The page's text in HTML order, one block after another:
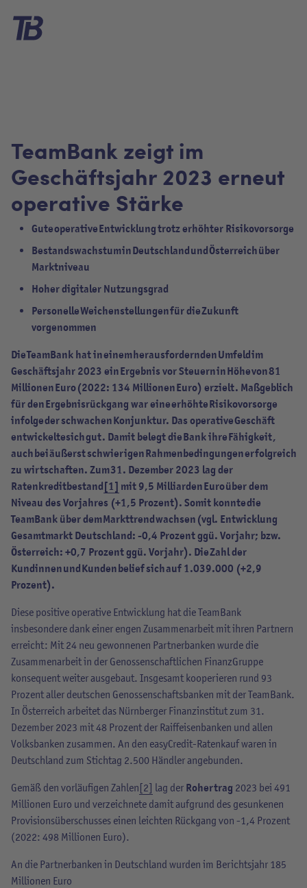
TeamBank zeigt im
Geschäftsjahr 2023 erneut
operative Stärke
Gute operative Entwicklung trotz erhöhter Risikovorsorge
Bestandswachstum in Deutschland und Österreich über
Marktniveau
Hoher digitaler Nutzungsgrad
Personelle Weichenstellungen für die Zukunft
vorgenommen
Die TeamBank hat in einem herausfordernden Umfeld im
Geschäftsjahr 2023 ein Ergebnis vor Steuern in Höhe von 81
Millionen Euro (2022: 134 Millionen Euro) erzielt. Maßgeblich
für den Ergebnisrückgang war eine erhöhte Risikovorsorge
infolge der schwachen Konjunktur. Das operative Geschäft
entwickelte sich gut. Damit belegt die Bank ihre Fähigkeit,
auch bei äußerst schwierigen Rahmenbedingungen erfolgreich
zu wirtschaften. Zum 31. Dezember 2023 lag der
Ratenkreditbestand[1] mit 9,5 Milliarden Euro über dem
Niveau des Vorjahres (+1,5 Prozent). Somit konnte die
TeamBank über dem Markttrend wachsen (vgl. Entwicklung
Gesamtmarkt Deutschland: -0,4 Prozent ggü. Vorjahr; bzw.
Österreich: +0,7 Prozent ggü. Vorjahr). Die Zahl der
Kundinnen und Kunden belief sich auf 1.039.000 (+2,9
Prozent).
Diese positive operative Entwicklung hat die TeamBank
insbesondere dank einer engen Zusammenarbeit mit ihren Partnern
erreicht: Mit 24 neu gewonnenen Partnerbanken wurde die
Zusammenarbeit in der Genossenschaftlichen FinanzGruppe
konsequent weiter ausgebaut. Insgesamt kooperieren rund 93
Prozent aller deutschen Genossenschaftsbanken mit der TeamBank.
In Österreich arbeitet das Nürnberger Finanzinstitut zum 31.
Dezember 2023 mit 48 Prozent der Raiffeisenbanken und allen
Volksbanken zusammen. An den easyCredit-Ratenkauf waren in
Deutschland zum Stichtag 2.500 Händler angebunden.
Gemäß den vorläufigen Zahlen[2] lag der Rohertrag 2023 bei 491
Millionen Euro und verzeichnete damit aufgrund des gesunkenen
Provisionsüberschusses einen leichten Rückgang von -1,4 Prozent
(2022: 498 Millionen Euro).
An die Partnerbanken in Deutschland wurden im Berichtsjahr 185
Millionen Euro